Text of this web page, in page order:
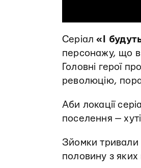
Серіал«І
персонажу, що в
Головні герої
революцію,
Аби локації
поселення —
Зйомки тривали
половину з